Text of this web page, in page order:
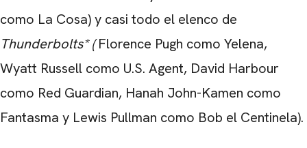
como La Cosa) y casi todo el elenco de
Thunderbolts* (Florence Pugh como Yelena,
Wyatt Russell como U.S. Agent, David Harbour
como Red Guardian, Hanah John-Kamen como
Fantasma y Lewis Pullman como Bob el Centinela).